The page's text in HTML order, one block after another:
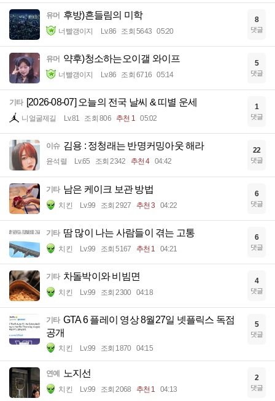
유머 후방)흔들림의 미학
너빨갱이지 Lv.86 조회 5643 05:20
8
댓글
유머 약후)청소하는오이갤 와이프
너빨갱이지 Lv.86 조회 6716 05:14
5
댓글
기타 [2026-08-07] 오늘의 전국 날씨 & 띠별 운세
니얼굴제길 Lv.81 조회 806 추천 1 05:02
1
댓글
이슈 김용 : 정청래는 반명커밍아웃 해라
윤석렬 Lv.65 조회 2342 추천 4 04:42
22
댓글
기타 남은 케이크 보관 방법
치킨 Lv.99 조회 2927 추천 3 04:22
6
댓글
기타 땀 많이 나는 사람들이 겪는 고통
치킨 Lv.99 조회 5167 추천 1 04:21
6
댓글
기타 차돌박이와 비빔면
치킨 Lv.99 조회 2300 04:18
4
댓글
기타 GTA 6 플레이 영상 8월27일 넷플릭스 독점
공개
치킨 Lv.99 조회 1870 04:15
5
댓글
연예 노지선
치킨 Lv.99 조회 2068 추천 1 04:13
2
댓글